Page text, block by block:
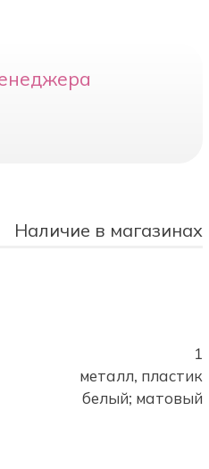
Наличие в магазинах
1
металл, пластик
белый; матовый